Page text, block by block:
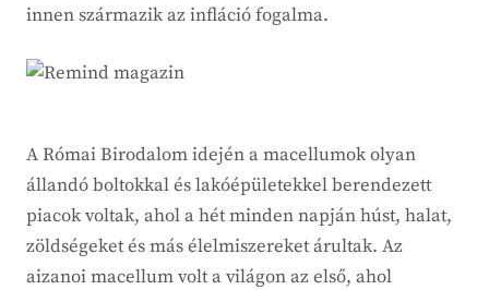
innen származik az infláció fogalma.
A Római Birodalom idején a macellumok olyan
állandó boltokkal és lakóépületekkel berendezett
piacok voltak, ahol a hét minden napján húst, halat,
zöldségeket és más élelmiszereket árultak. Az
aizanoi macellum volt a világon az első, ahol